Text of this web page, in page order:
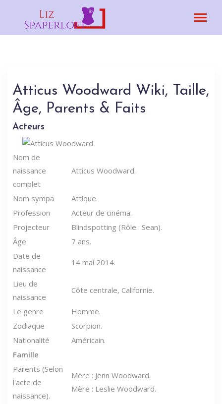
Atticus Woodward Wiki, Taille,
Âge, Parents & Faits
Acteurs
Nom de
naissance
complet
Atticus Woodward.
Nom sympa
Attique.
Profession
Acteur de cinéma.
Projecteur
Blindspotting (Rôle : Sean).
Âge
7 ans.
Date de
naissance
14 mai 2014.
Lieu de
naissance
Côte centrale, Californie.
Le genre
Homme.
Zodiaque
Scorpion.
Nationalité
Américain.
Famille
Parents (Selon
l'acte de
naissance).
Mère : Jenn Woodward.
Mère : Leslie Woodward.